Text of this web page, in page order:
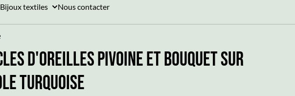
Bijoux textiles Nous contacter
d'Oreilles PIVOINE et Bouquet sur
Turquoise